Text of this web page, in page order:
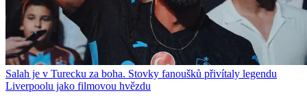
Salah je v Turecku za boha. Stovky fanoušků přivítaly legendu
Liverpoolu jako filmovou hvězdu